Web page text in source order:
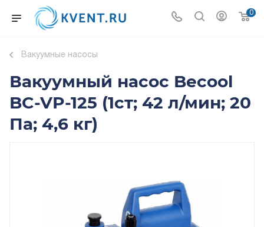
0
Вакуумные насосы
Вакуумный насос Becool
BC-VP-125 (1ст; 42 л/мин; 20
Па; 4,6 кг)